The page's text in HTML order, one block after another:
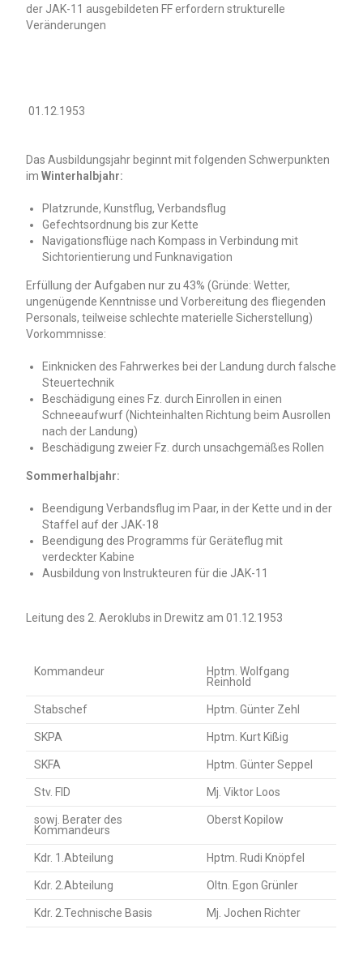
der JAK-11 ausgebildeten FF erfordern strukturelle
Veränderungen
01.12.1953
Das Ausbildungsjahr beginnt mit folgenden Schwerpunkten
imWinterhalbjahr:
Platzrunde, Kunstflug, Verbandsflug
Gefechtsordnung bis zur Kette
Navigationsflüge nach Kompass in Verbindung mit
Sichtorientierung und Funknavigation
Erfüllung der Aufgaben nur zu 43% (Gründe: Wetter,
ungenügende Kenntnisse und Vorbereitung des fliegenden
Personals, teilweise schlechte materielle Sicherstellung)
Vorkommnisse:
Einknicken des Fahrwerkes bei der Landung durch falsche
Steuertechnik
Beschädigung eines Fz. durch Einrollen in einen
Schneeaufwurf (Nichteinhalten Richtung beim Ausrollen
nach der Landung)
Beschädigung zweier Fz. durch unsachgemäßes Rollen
Sommerhalbjahr:
Beendigung Verbandsflug im Paar, in der Kette und in der
Staffel auf der JAK-18
Beendigung des Programms für Geräteflug mit
verdeckter Kabine
Ausbildung von Instrukteuren für die JAK-11
Leitung des 2. Aeroklubs in Drewitz am 01.12.1953
Kommandeur
Hptm. Wolfgang
Reinhold
Stabschef Hptm. Günter Zehl
SKPA Hptm. Kurt Kißig
SKFA Hptm. Günter Seppel
Stv. FID Mj. Viktor Loos
sowj. Berater des
Kommandeurs
Oberst Kopilow
Kdr. 1.Abteilung Hptm. Rudi Knöpfel
Kdr. 2.Abteilung Oltn. Egon Grünler
Kdr. 2.Technische Basis Mj. Jochen Richter